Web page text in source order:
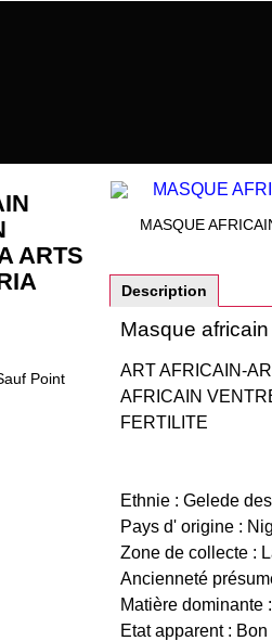
MASQUE
ARTS
Point
Description
Masque
ART AFRICAIN-
AFRICAIN
FERTILITE
Ethnie : Gelede
Pays d' origine :
Zone de collecte :
Ancienneté
Matière dominante
Etat apparent : Bon